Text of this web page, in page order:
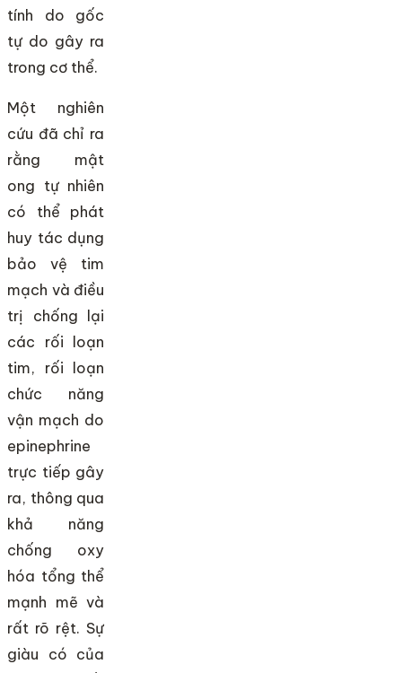
tính do gốc
tự do gây ra
trong cơ thể.
Một nghiên
cứu đã chỉ ra
rằng mật
ong tự nhiên
có thể phát
huy tác dụng
bảo vệ tim
mạch và điều
trị chống lại
các rối loạn
tim, rối loạn
chức năng
vận mạch do
epinephrine
trực tiếp gây
ra, thông qua
khả năng
chống oxy
hóa tổng thể
mạnh mẽ và
rất rõ rệt. Sự
giàu có của